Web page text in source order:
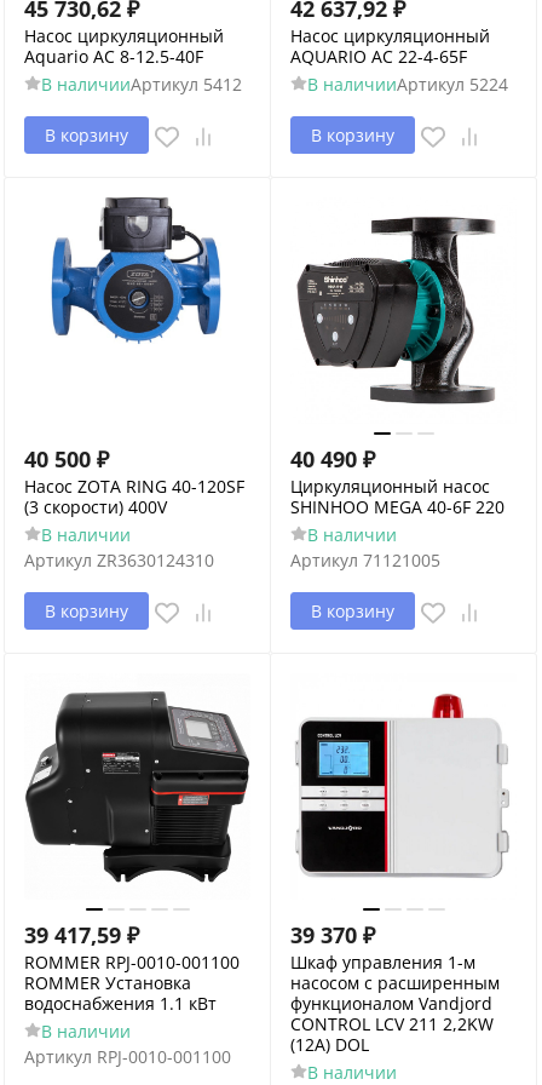
45 730,62 ₽
Насос циркуляционный
Aquario AC 8-12.5-40F
В наличииАртикул 5412
В корзину
42 637,92 ₽
Насос циркуляционный
AQUARIO AC 22-4-65F
В наличииАртикул 5224
В корзину
40 500 ₽
Насос ZOTA RING 40-120SF
(3 скорости) 400V
В наличии
Артикул ZR3630124310
В корзину
40 490 ₽
Циркуляционный насос
SHINHOO MEGA 40-6F 220
В наличии
Артикул 71121005
В корзину
39 417,59 ₽
ROMMER RPJ-0010-001100
ROMMER Установка
водоснабжения 1.1 кВт
В наличии
Артикул RPJ-0010-001100
39 370 ₽
Шкаф управления 1-м
насосом с расширенным
функционалом Vandjord
CONTROL LCV 211 2,2KW
(12А) DOL
В наличии